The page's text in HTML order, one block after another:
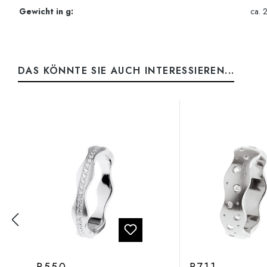
Gewicht in g: ca. 2
DAS KÖNNTE SIE AUCH INTERESSIEREN...